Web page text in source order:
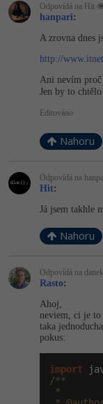
Odpovídá na Hit
hanpari:
A zrovna dnes
http://
Ani nevím
Jen by to
Editováno
Nahoru
Odpovídá na
Hit:
Já jsem takhle
Nahoru
Odpovídá na
Rasto:
Ahoj,
neviem, ci je to
taka
pokus:
import
/**
*